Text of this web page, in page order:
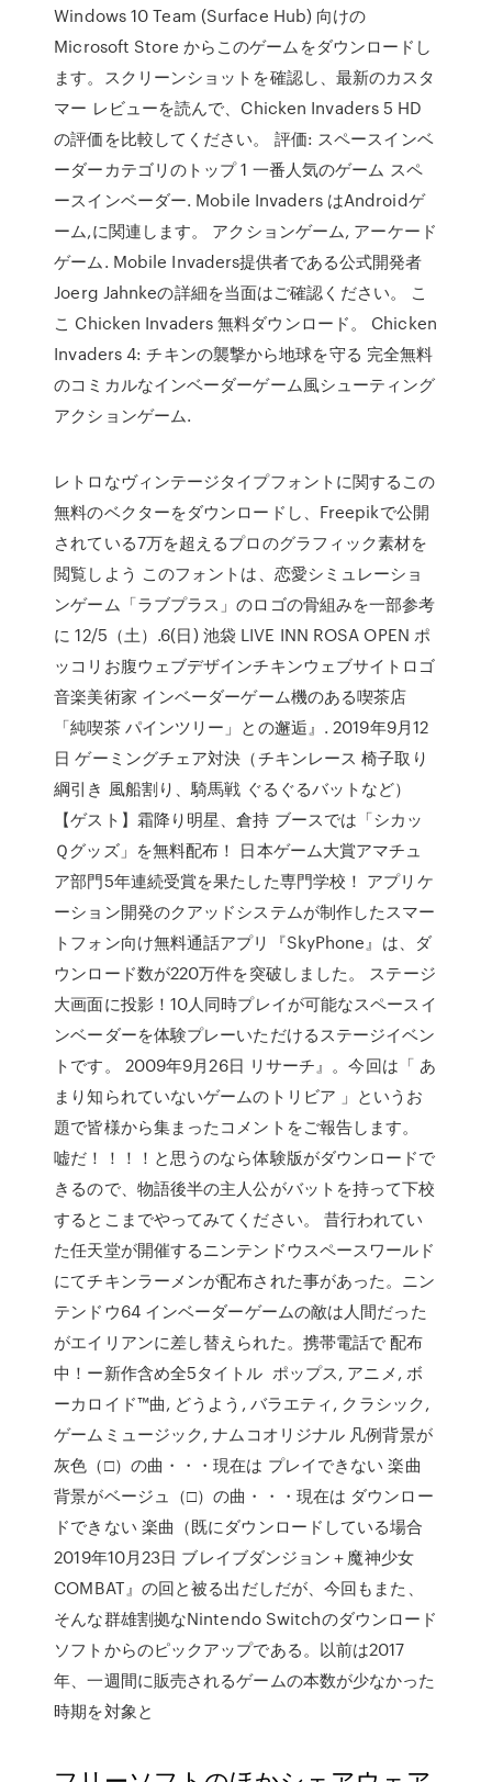
Windows 10 Team (Surface Hub) 向けの
Microsoft Store からこのゲームをダウンロードし
ます。スクリーンショットを確認し、最新のカスタ
マー レビューを読んで、Chicken Invaders 5 HD
の評価を比較してください。 評価: スペースインベ
ーダーカテゴリのトップ 1 一番人気のゲーム スペ
ースインベーダー. Mobile Invaders はAndroidゲ
ーム,に関連します。 アクションゲーム, アーケード
ゲーム. Mobile Invaders提供者である公式開発者
Joerg Jahnkeの詳細を当面はご確認ください。 こ
こ Chicken Invaders 無料ダウンロード。 Chicken
Invaders 4: チキンの襲撃から地球を守る 完全無料
のコミカルなインベーダーゲーム風シューティング
アクションゲーム.
レトロなヴィンテージタイプフォントに関するこの
無料のベクターをダウンロードし、Freepikで公開
されている7万を超えるプロのグラフィック素材を
閲覧しよう このフォントは、恋愛シミュレーショ
ンゲーム「ラブプラス」のロゴの骨組みを一部参考
に 12/5（土）.6(日) 池袋 LIVE INN ROSA OPEN ポ
ッコリお腹ウェブデザインチキンウェブサイトロゴ
音楽美術家 インベーダーゲーム機のある喫茶店
「純喫茶 パインツリー」との邂逅』. 2019年9月12
日 ゲーミングチェア対決（チキンレース 椅子取り
綱引き 風船割り、騎馬戦 ぐるぐるバットなど）
【ゲスト】霜降り明星、倉持 ブースでは「シカッ
Ｑグッズ」を無料配布！ 日本ゲーム大賞アマチュ
ア部門5年連続受賞を果たした専門学校！ アプリケ
ーション開発のクアッドシステムが制作したスマー
トフォン向け無料通話アプリ『SkyPhone』は、ダ
ウンロード数が220万件を突破しました。 ステージ
大画面に投影！10人同時プレイが可能なスペースイ
ンベーダーを体験プレーいただけるステージイベン
トです。 2009年9月26日 リサーチ』。今回は「 あ
まり知られていないゲームのトリビア 」というお
題で皆様から集まったコメントをご報告します。
嘘だ！！！！と思うのなら体験版がダウンロードで
きるので、物語後半の主人公がバットを持って下校
するとこまでやってみてください。 昔行われてい
た任天堂が開催するニンテンドウスペースワールド
にてチキンラーメンが配布された事があった。ニン
テンドウ64 インベーダーゲームの敵は人間だった
がエイリアンに差し替えられた。携帯電話で 配布
中！ー新作含め全5タイトル ポップス, アニメ, ボ
ーカロイド™曲, どうよう, バラエティ, クラシック,
ゲームミュージック, ナムコオリジナル 凡例背景が
灰色（□）の曲・・・現在は プレイできない 楽曲
背景がベージュ（□）の曲・・・現在は ダウンロー
ドできない 楽曲（既にダウンロードしている場合
2019年10月23日 ブレイブダンジョン＋魔神少女
COMBAT』の回と被る出だしだが、今回もまた、
そんな群雄割拠なNintendo Switchのダウンロード
ソフトからのピックアップである。以前は2017
年、一週間に販売されるゲームの本数が少なかった
時期を対象と